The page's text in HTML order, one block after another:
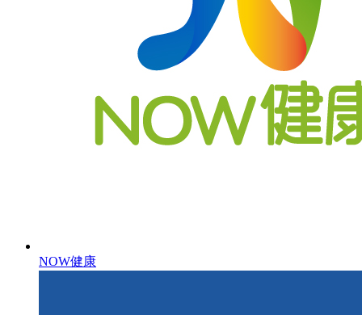
NOW健康